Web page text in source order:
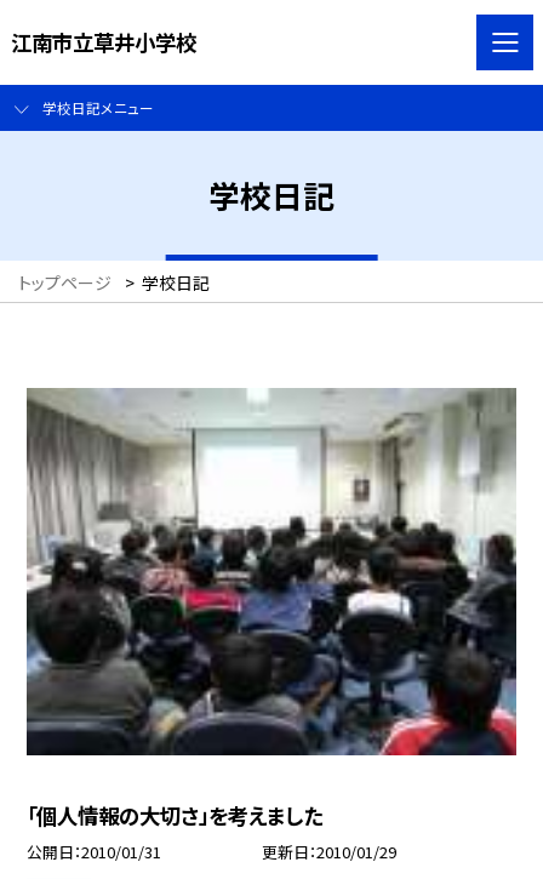
江南市立草井小学校
学校日記メニュー
学校日記
トップページ > 学校日記
「個人情報の大切さ」を考えました
公開日 2010/01/31 更新日 2010/01/29